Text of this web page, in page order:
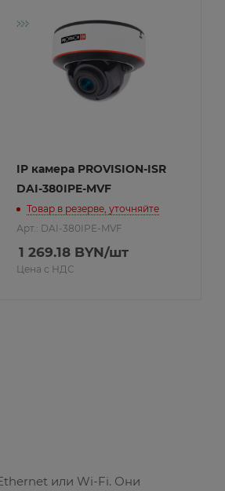
IP камера PROVISION-ISR
DAI-380IPE-MVF
Товар в резерве, уточняйте
Арт.: DAI-380IPE-MVF
1 269.18 BYN/шт
Цена с НДС
или Wi-Fi. Они